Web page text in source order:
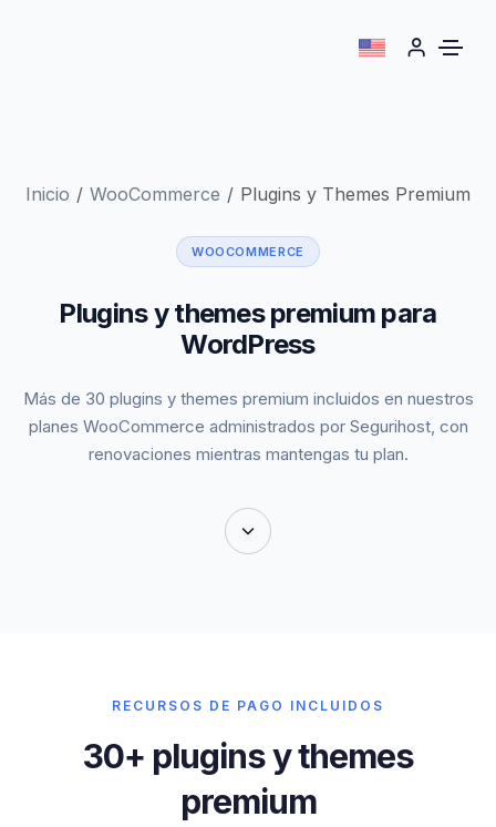
Inicio WooCommerce Plugins y Themes Premium
WOOCOMMERCE
Plugins y themes premium para
WordPress
Más de 30 plugins y themes premium incluidos en nuestros
planes WooCommerce administrados por Segurihost, con
renovaciones mientras mantengas tu plan.
RECURSOS DE PAGO INCLUIDOS
30+ plugins y themes
premium